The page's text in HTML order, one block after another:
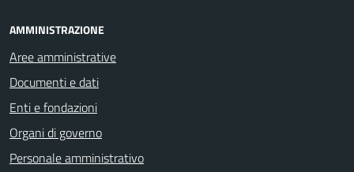
AMMINISTRAZIONE
Aree amministrative
Documenti e dati
Enti e fondazioni
Organi di governo
Personale amministrativo